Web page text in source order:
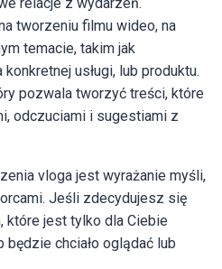
tworzeniu filmu wideo, na
temacie, takim jak
usługi, lub produktu.
pozwala tworzyć treści, które
odczuciami i sugestiami z
vloga jest wyrażanie myśli,
Jeśli zdecydujesz się
które jest tylko dla Ciebie
chciało oglądać lub